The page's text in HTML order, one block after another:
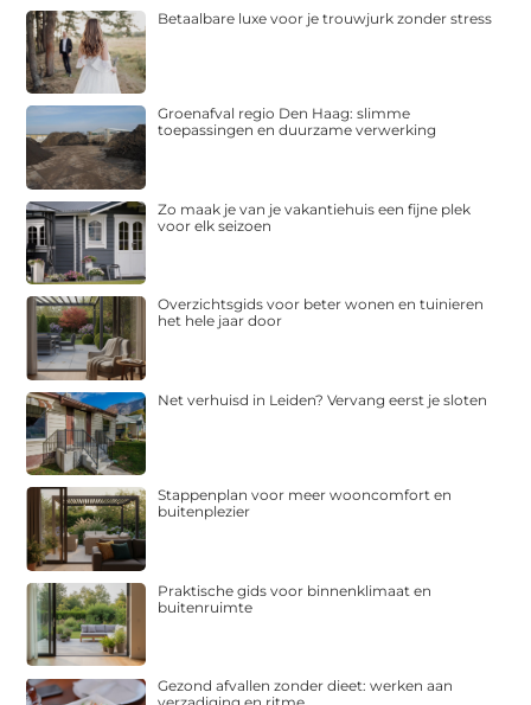
Betaalbare luxe voor je trouwjurk zonder stress
Groenafval regio Den Haag: slimme
toepassingen en duurzame verwerking
Zo maak je van je vakantiehuis een fijne plek
voor elk seizoen
Overzichtsgids voor beter wonen en tuinieren
het hele jaar door
Net verhuisd in Leiden? Vervang eerst je sloten
Stappenplan voor meer wooncomfort en
buitenplezier
Praktische gids voor binnenklimaat en
buitenruimte
Gezond afvallen zonder dieet: werken aan